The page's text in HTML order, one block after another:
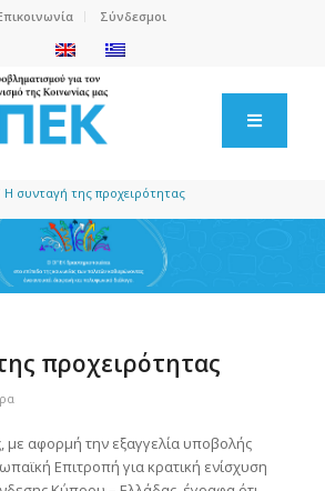
Σύνδεσμοι
Η συνταγή της προχειρότητας
προχειρότητας
με αφορμή την εξαγγελία υποβολής
Επιτροπή για κρατική ενίσχυση